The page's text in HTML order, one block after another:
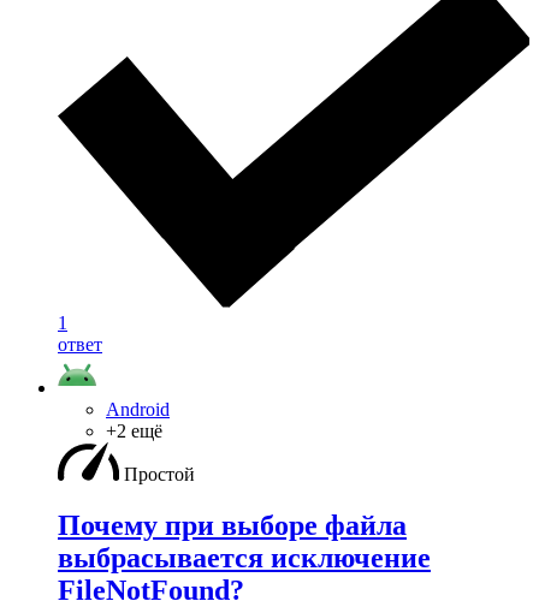
1
ответ
Android
+2 ещё
Простой
Почему при выборе файла
выбрасывается исключение
FileNotFound?